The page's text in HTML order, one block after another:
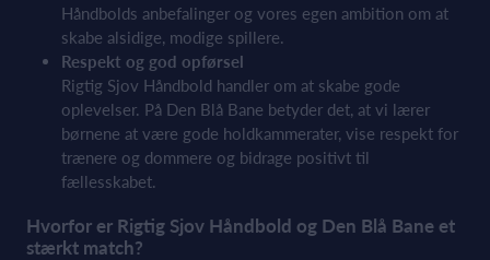
Håndbolds anbefalinger og vores egen ambition om at
skabe alsidige, modige spillere.
Respekt og god opførsel
Rigtig Sjov Håndbold handler om at skabe gode
oplevelser. På Den Blå Bane betyder det, at vi lærer
børnene at være gode holdkammerater, vise respekt for
trænere og dommere og bidrage positivt til
fællesskabet.
Hvorfor er Rigtig Sjov Håndbold og Den Blå Bane et
stærkt match?